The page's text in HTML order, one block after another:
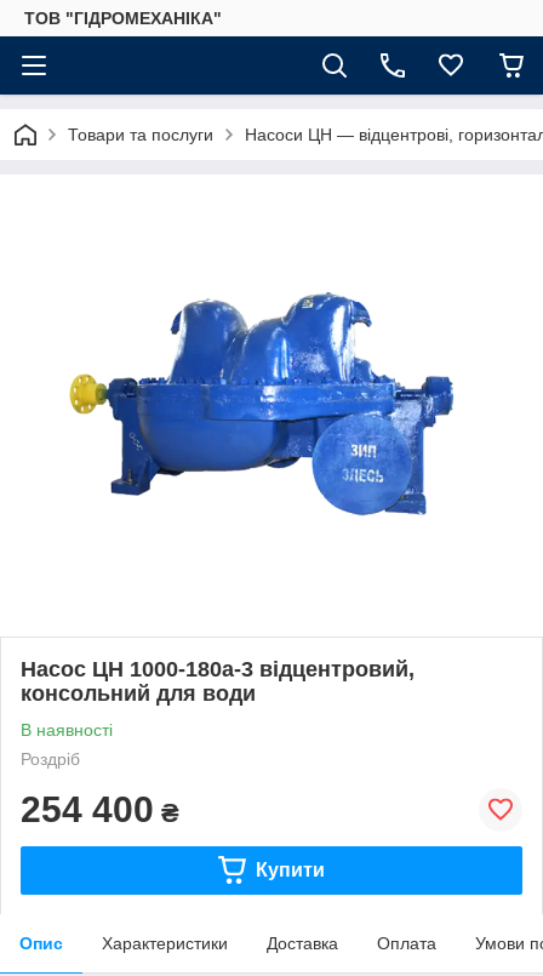
ТОВ "ГІДРОМЕХАНІКА"
Товари та послуги Насоси ЦН — відцентрові,
Насос ЦН 1000-180а-3 відцентровий,
консольний для води
В наявності
Роздріб
254 400 ₴
Купити
Опис Характеристики Доставка Оплата Умови